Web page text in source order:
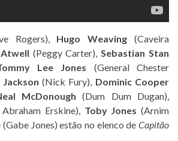
Rogers), Hugo Weaving (Caveira
(Peggy Carter),Sebastian Stan
Lee Jones (General Chester
Jackson (Nick Fury), Dominic Cooper
McDonough (Dum Dum Dugan),
Erskine), Toby Jones (Arnim
(Gabe Jones) estão no elenco deCapitão